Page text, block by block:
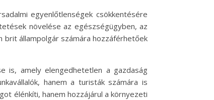
egyenlőtlenségek csökkentésére
növelése az egészségügyben, az
brit állampolgár számára hozzáférhetőek
is, amely elengedhetetlen a gazdaság
hanem a turisták számára is
élénkíti, hanem hozzájárul a környezeti